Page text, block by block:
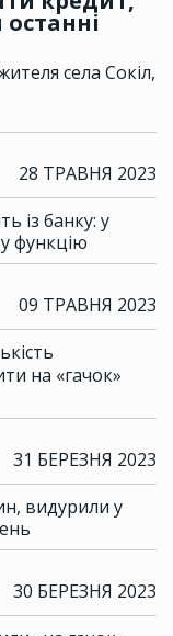
села Сокіл,
28 ТРАВНЯ 2023
із банку: у
функцію
09 ТРАВНЯ 2023
на «гачок»
31 БЕРЕЗНЯ 2023
видурили у
30 БЕРЕЗНЯ 2023